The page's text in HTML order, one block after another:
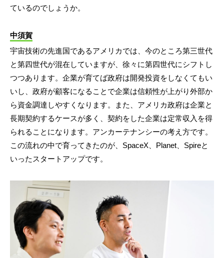
ているのでしょうか。
中須賀
宇宙技術の先進国であるアメリカでは、今のところ第三世代
と第四世代が混在していますが、徐々に第四世代にシフトし
つつあります。企業が育てば政府は開発投資をしなくてもい
いし、政府が顧客になることで企業は信頼性が上がり外部か
ら資金調達しやすくなります。また、アメリカ政府は企業と
長期契約するケースが多く、契約をした企業は定常収入を得
られることになります。アンカーテナンシーの考え方です。
この流れの中で育ってきたのが、SpaceX、Planet、Spireと
いったスタートアップです。